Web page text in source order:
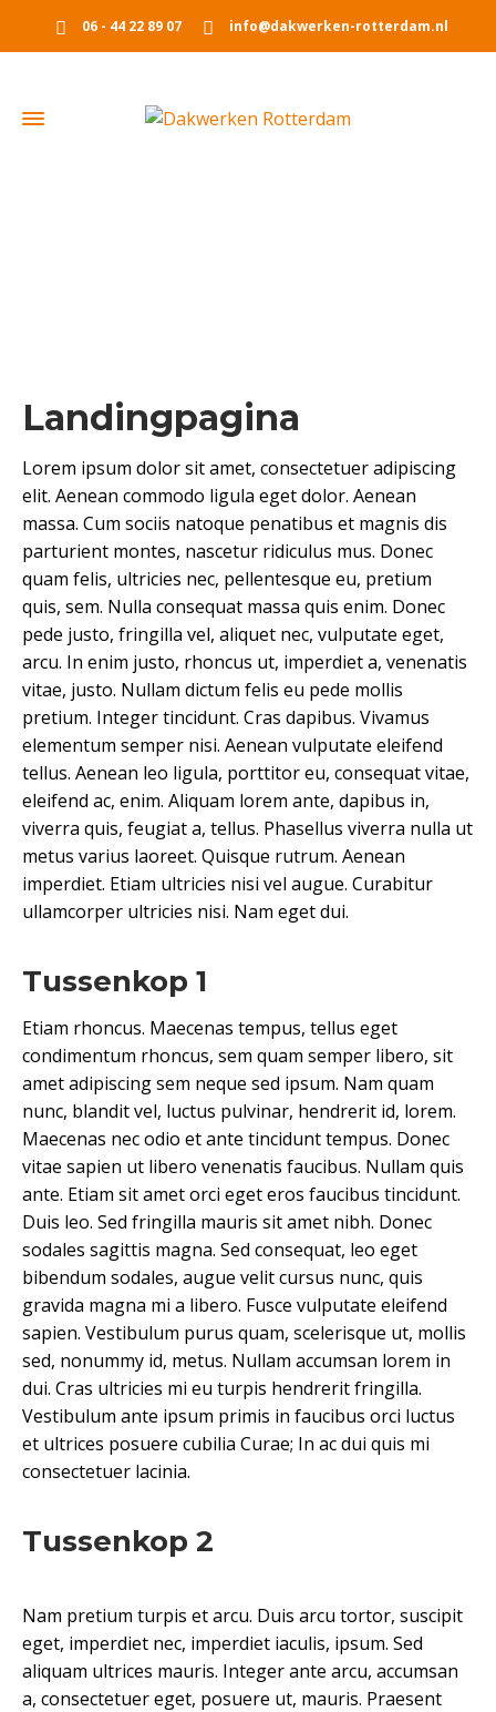
06 - 44 22 89 07 info@dakwerken-rotterdam.nl
Landingpagina
Lorem ipsum dolor sit amet, consectetuer adipiscing
elit. Aenean commodo ligula eget dolor. Aenean
massa. Cum sociis natoque penatibus et magnis dis
parturient montes, nascetur ridiculus mus. Donec
quam felis, ultricies nec, pellentesque eu, pretium
quis, sem. Nulla consequat massa quis enim. Donec
pede justo, fringilla vel, aliquet nec, vulputate eget,
arcu. In enim justo, rhoncus ut, imperdiet a, venenatis
vitae, justo. Nullam dictum felis eu pede mollis
pretium. Integer tincidunt. Cras dapibus. Vivamus
elementum semper nisi. Aenean vulputate eleifend
tellus. Aenean leo ligula, porttitor eu, consequat vitae,
eleifend ac, enim. Aliquam lorem ante, dapibus in,
viverra quis, feugiat a, tellus. Phasellus viverra nulla ut
metus varius laoreet. Quisque rutrum. Aenean
imperdiet. Etiam ultricies nisi vel augue. Curabitur
ullamcorper ultricies nisi. Nam eget dui.
Tussenkop 1
Etiam rhoncus. Maecenas tempus, tellus eget
condimentum rhoncus, sem quam semper libero, sit
amet adipiscing sem neque sed ipsum. Nam quam
nunc, blandit vel, luctus pulvinar, hendrerit id, lorem.
Maecenas nec odio et ante tincidunt tempus. Donec
vitae sapien ut libero venenatis faucibus. Nullam quis
ante. Etiam sit amet orci eget eros faucibus tincidunt.
Duis leo. Sed fringilla mauris sit amet nibh. Donec
sodales sagittis magna. Sed consequat, leo eget
bibendum sodales, augue velit cursus nunc, quis
gravida magna mi a libero. Fusce vulputate eleifend
sapien. Vestibulum purus quam, scelerisque ut, mollis
sed, nonummy id, metus. Nullam accumsan lorem in
dui. Cras ultricies mi eu turpis hendrerit fringilla.
Vestibulum ante ipsum primis in faucibus orci luctus
et ultrices posuere cubilia Curae; In ac dui quis mi
consectetuer lacinia.
Tussenkop 2
Nam pretium turpis et arcu. Duis arcu tortor, suscipit
eget, imperdiet nec, imperdiet iaculis, ipsum. Sed
aliquam ultrices mauris. Integer ante arcu, accumsan
a, consectetuer eget, posuere ut, mauris. Praesent